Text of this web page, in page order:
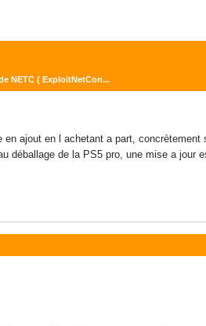
NETC ( ExploitNetCon...
ajout en l achetant a part,
déballage de la PS5 pro, une mise a